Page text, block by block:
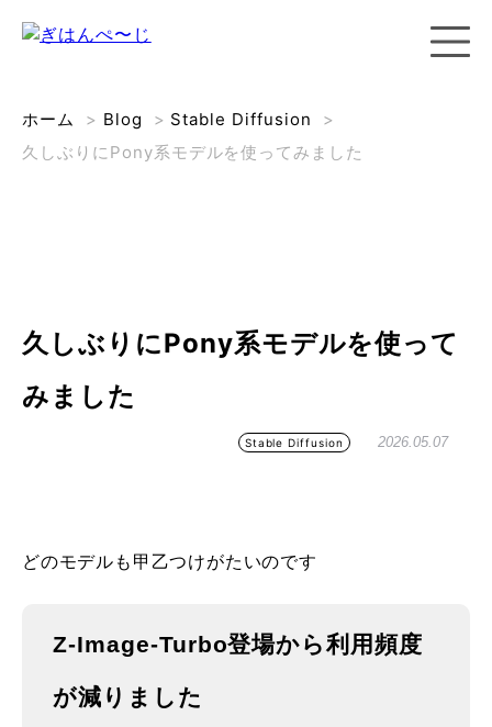
ホーム > Blog > Stable Diffusion
>
久しぶりにPony系モデルを使ってみました
久しぶりにPony系モデルを使って
みました
Stable Diffusion 2026.05.07
どのモデルも甲乙つけがたいのです
Z-Image-Turbo登場から利用頻度
が減りました